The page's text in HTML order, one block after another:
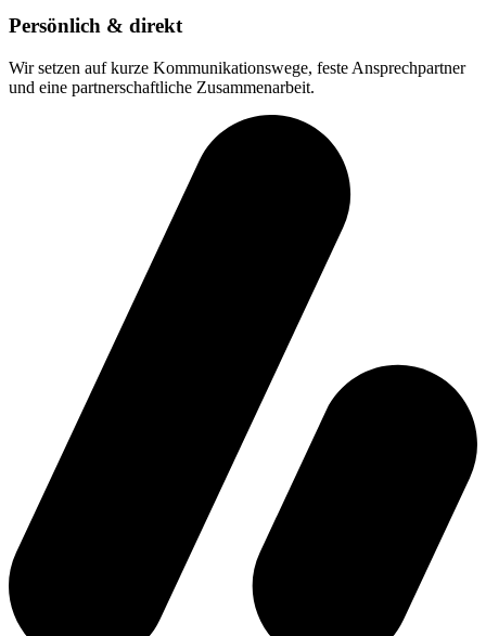
Persönlich & direkt
Wir setzen auf kurze Kommunikationswege, feste Ansprechpartner
und eine partnerschaftliche Zusammenarbeit.